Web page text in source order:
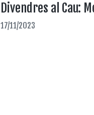
Divendres al Cau:
17/11/2023